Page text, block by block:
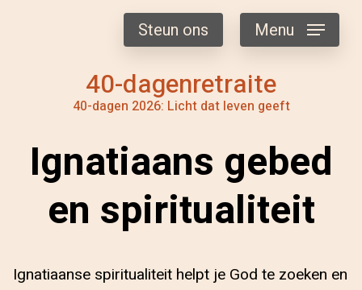
40-dagenretraite
40-dagen 2026: Licht dat leven geeft
Steun ons Menu
Ignatiaans gebed
en spiritualiteit
Ignatiaanse spiritualiteit helpt je God te zoeken en